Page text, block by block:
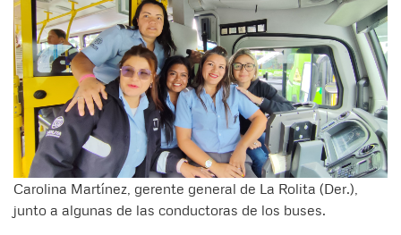
Carolina Martínez, gerente general de La Rolita (Der.),
junto a algunas de las conductoras de los buses.